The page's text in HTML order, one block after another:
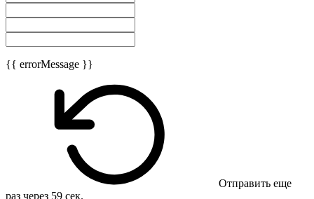
{{ errorMessage }}
Отправить еще
раз через 59 сек.